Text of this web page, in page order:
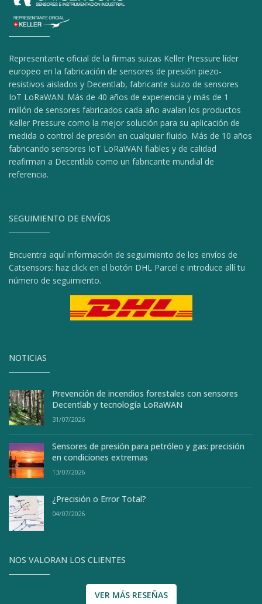
Representante oficial de la firmas suizas Keller Pressure líder
europeo en la fabricación de sensores de presión piezo-
resistivos aislados y Decentlab, fabricante suizo de sensores
IoT LoRaWAN. Más de 40 años de experiencia y más de 1
millón de sensores fabricados cada año avalan los productos
Keller Pressure como la mejor solución para su aplicación de
medida o control de presión en cualquier fluido. Más de 10 años
fabricando sensores IoT LoRaWAN fiables y de calidad
reafirman a Decentlab como un fabricante mundial de
referencia.
SEGUIMIENTO DE ENVÍOS
Encuentra aquí información de seguimiento de los envíos de
Catsensors: haz click en el botón DHL Parcel e introduce allí tu
número de seguimiento.
NOTICIAS
Prevención de incendios forestales con sensores
Decentlab y tecnología LoRaWAN
31/07/2026
Sensores de presión para petróleo y gas: precisión
en condiciones extremas
13/07/2026
¿Precisión o Error Total?
04/07/2026
NOS VALORAN LOS CLIENTES
VER MÁS RESEÑAS